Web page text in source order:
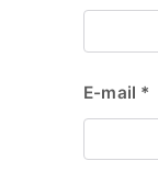
E-mail *